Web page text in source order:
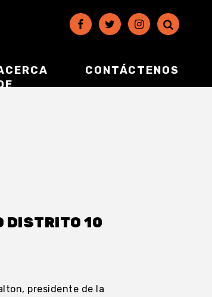
CONTÁCTENOS
DISTRITO 10
presidente de la